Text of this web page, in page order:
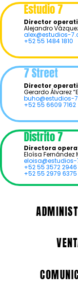
Estudio 7
Director
Alejandro
alex@estudios-
+52 55 1484 1810
7 Street
Director
Gerardo Álvarez
buho@estudios-
+52 55 6609 7162
Distrito 7
Directora
Eloísa Fernández
+52 55 3572 2946
+52 55 2979 6375